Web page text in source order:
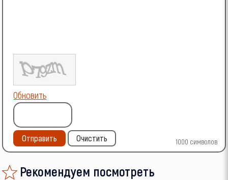
1000 символов
Обновить
Отправить Очистить
Рекомендуем посмотреть